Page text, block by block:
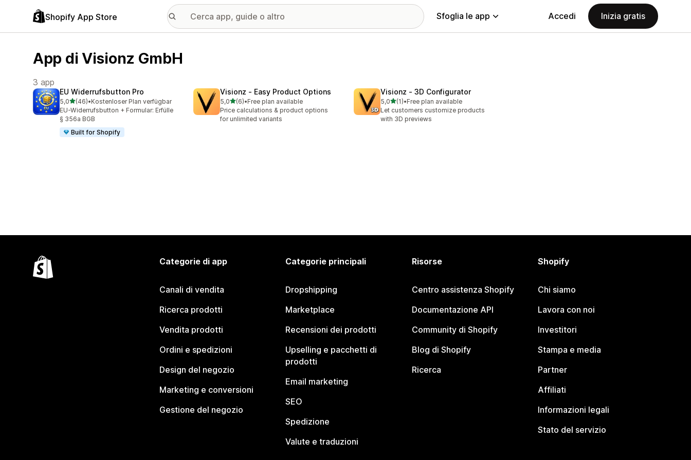
Shopify App Store Sfoglia le app Accedi Inizia gratis
App di Visionz GmbH
3 app
EU Widerrufsbutton Pro
5,0stelle su 5
(46)
46 recensioni totali
•Kostenloser Plan verfügbar
EU-Widerrufsbutton + Formular: Erfülle
§ 356a BGB
Built for Shopify
Visionz ‑ Easy Product Options
5,0stelle su 5
(6)
6 recensioni totali
•Free plan available
Price calculations & product options
for unlimited variants
Visionz ‑ 3D Configurator
5,0stelle su 5
(1)
1 recensioni totali
•Free plan available
Let customers customize products
with 3D previews
Categorie di app
Canali di vendita
Ricerca prodotti
Vendita prodotti
Ordini e spedizioni
Design del negozio
Marketing e conversioni
Gestione del negozio
Categorie principali
Dropshipping
Marketplace
Recensioni dei prodotti
Upselling e pacchetti di
prodotti
Email marketing
SEO
Spedizione
Valute e traduzioni
Risorse
Centro assistenza Shopify
Documentazione API
Community di Shopify
Blog di Shopify
Ricerca
Shopify
Chi siamo
Lavora con noi
Investitori
Stampa e media
Partner
Affiliati
Informazioni legali
Stato del servizio